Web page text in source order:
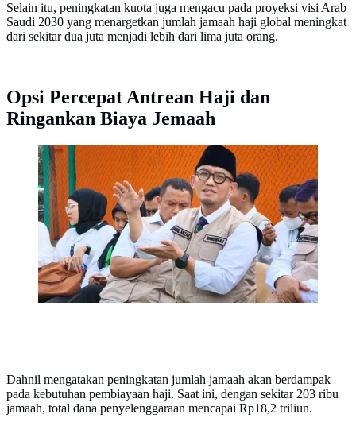
Selain itu, peningkatan kuota juga mengacu pada proyeksi visi Arab
Saudi 2030 yang menargetkan jumlah jamaah haji global meningkat
dari sekitar dua juta menjadi lebih dari lima juta orang.
Opsi Percepat Antrean Haji dan
Ringankan Biaya Jemaah
Wakil Menteri Kementerian Haji dan Umrah
(Wamenhaj) Dahnil Anzar Simanjuntak di Asrama Haji
Pondok Gede, Jakarta, Senin (26/1/2026). (Foto:
Liputan6.com/Asnida Riani).
Dahnil mengatakan peningkatan jumlah jamaah akan berdampak
pada kebutuhan pembiayaan haji. Saat ini, dengan sekitar 203 ribu
jamaah, total dana penyelenggaraan mencapai Rp18,2 triliun.